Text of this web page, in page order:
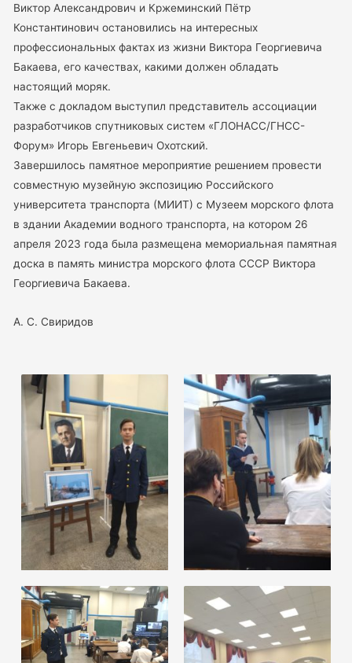
Виктор Александрович и Кржеминский Пётр
Константинович остановились на интересных
профессиональных фактах из жизни Виктора Георгиевича
Бакаева, его качествах, какими должен обладать
настоящий моряк.
Также с докладом выступил представитель ассоциации
разработчиков спутниковых систем «ГЛОНАСС/ГНСС-
Форум» Игорь Евгеньевич Охотский.
Завершилось памятное мероприятие решением провести
совместную музейную экспозицию Российского
университета транспорта (МИИТ) с Музеем морского флота
в здании Академии водного транспорта, на котором 26
апреля 2023 года была размещена мемориальная памятная
доска в память министра морского флота СССР Виктора
Георгиевича Бакаева.
А. С. Свиридов